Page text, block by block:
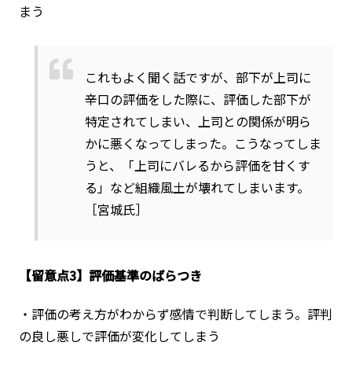
まう
これもよく聞く話ですが、部下が上司に
辛口の評価をした際に、評価した部下が
特定されてしまい、上司との関係が明ら
かに悪くなってしまった。こうなってしま
うと、「上司にバレるから評価を甘くす
る」など組織風土が壊れてしまいます。
［宮城氏］
【留意点3】評価基準のばらつき
・評価の考え方がわからず感情で判断してしまう。評判
の良し悪しで評価が変化してしまう